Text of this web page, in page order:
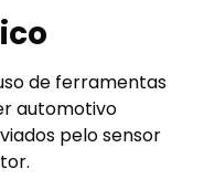
de ferramentas
automotivo
pelo sensor